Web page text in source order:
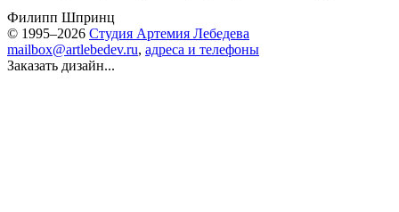
Филипп Шпринц
© 1995–2026 Студия Артемия Лебедева
mailbox@artlebedev.ru, адреса и телефоны
Заказать дизайн...